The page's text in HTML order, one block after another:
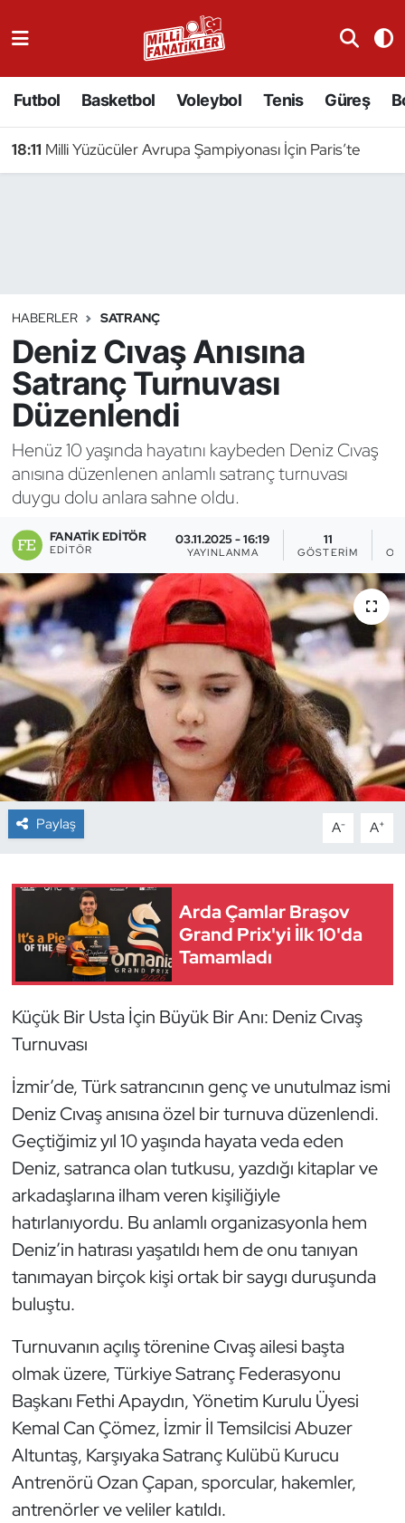
Futbol Basketbol Voleybol Tenis Güreş
18:11 Milli Yüzücüler Avrupa Şampiyonası İçin Paris’te
HABERLER SATRANÇ
Deniz Cıvaş Anısına
Satranç Turnuvası
Düzenlendi
Henüz 10 yaşında hayatını kaybeden Deniz Cıvaş
anısına düzenlenen anlamlı satranç turnuvası
duygu dolu anlara sahne oldu.
FANATIK EDITÖR
EDITÖR
03.11.2025 - 16:19
YAYINLANMA
11
GÖSTERIM
Paylaş A- A+
Arda Çamlar Braşov
Grand Prix'yi İlk 10'da
Tamamladı
Küçük Bir Usta İçin Büyük Bir Anı: Deniz Cıvaş
Turnuvası
İzmir’de, Türk satrancının genç ve unutulmaz ismi
Deniz Cıvaş anısına özel bir turnuva düzenlendi.
Geçtiğimiz yıl 10 yaşında hayata veda eden
Deniz, satranca olan tutkusu, yazdığı kitaplar ve
arkadaşlarına ilham veren kişiliğiyle
hatırlanıyordu. Bu anlamlı organizasyonla hem
Deniz’in hatırası yaşatıldı hem de onu tanıyan
tanımayan birçok kişi ortak bir saygı duruşunda
buluştu.
Turnuvanın açılış törenine Cıvaş ailesi başta
olmak üzere, Türkiye Satranç Federasyonu
Başkanı Fethi Apaydın, Yönetim Kurulu Üyesi
Kemal Can Çömez, İzmir İl Temsilcisi Abuzer
Altuntaş, Karşıyaka Satranç Kulübü Kurucu
Antrenörü Ozan Çapan, sporcular, hakemler,
antrenörler ve veliler katıldı.
Badminton
Binicilik
Bisiklet
Bocce Bowling Dart
Boks
Briç
Buz Hokeyi
Buz Pateni
Çim Hokeyi
Cimnastik
Curling
Dağcılık
Dövüş Sanatı
E-Spor
Futbol
Futsal
Genel
Golf
Güreş
Halter
Hava Sporları
Hentbol
İşitme Engelli Sporcular
Judo ve Kuraş
Kano ve Rafting